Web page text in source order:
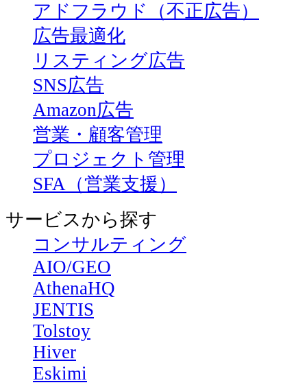
アドフラウド（不正広告）
広告最適化
リスティング広告
SNS広告
Amazon広告
営業・顧客管理
プロジェクト管理
SFA（営業支援）
サービスから探す
コンサルティング
AIO/GEO
AthenaHQ
JENTIS
Tolstoy
Hiver
Eskimi